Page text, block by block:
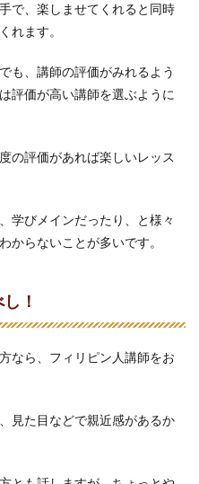
で、楽しませてくれると同時
れます。
も、講師の評価がみれるよう
評価が高い講師を選ぶように
の評価があれば楽しいレッス
学びメインだったり、と様々
からないことが多いです。
！
なら、フィリピン人講師をお
見た目などで親近感があるか